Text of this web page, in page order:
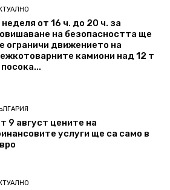
неделя от 16 ч. до 20 ч. за
на безопасността ще
ограничи движението на
камиони над 12 т
посока...
9 август цените на
услуги ще са само в